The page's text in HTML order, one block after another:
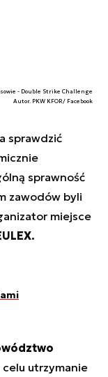
- Double Strike Challenge
Autor. PKW KFOR/ Facebook
sprawdzić
sprawność
zawodów byli
miejsce
celu utrzymanie